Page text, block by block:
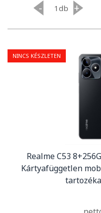
- db +
NINCS KÉSZLETEN
Realme C53
Kártyafüggetlen